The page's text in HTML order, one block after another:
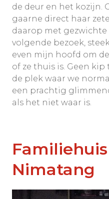
de deur en het kozijn.
gaarne direct haar
daarop met gezwichte
volgende bezoek,
even mijn hoofd om
of ze thuis is. Geen
de plek waar we
een prachtig
als het niet waar is.
Nimatang